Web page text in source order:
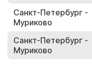
Санкт-Петербург -
Муриково
Санкт-Петербург -
Муриково